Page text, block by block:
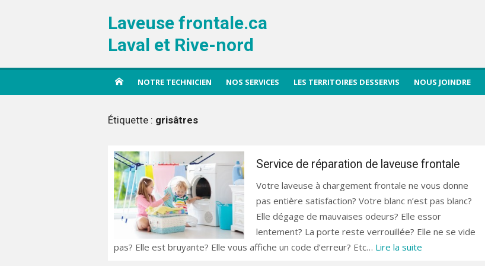
Laveuse frontale.ca
Laval et Rive-nord
NOTRE TECHNICIEN NOS SERVICES LES TERRITOIRES DESSERVIS NOUS JOINDRE
Étiquette : grisâtres
Service de réparation de laveuse frontale
Votre laveuse à chargement frontale ne vous donne
pas entière satisfaction? Votre blanc n’est pas blanc?
Elle dégage de mauvaises odeurs? Elle essor
lentement? La porte reste verrouillée? Elle ne se vide
pas? Elle est bruyante? Elle vous affiche un code d’erreur? Etc… Lire la suite